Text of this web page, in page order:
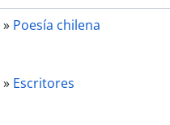
» Poesía chilena
» Escritores